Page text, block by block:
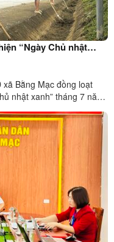
“Ngày Chủ nhật
Bằng Mạc đồng loạt
nhật xanh” tháng 7 năm
tổ chức chính trị - xã hội,
...